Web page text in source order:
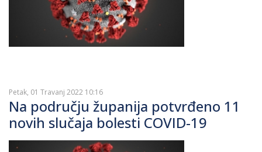
Petak, 01 Travanj 2022 10:16
Na području županija potvrđeno 11
novih slučaja bolesti COVID-19